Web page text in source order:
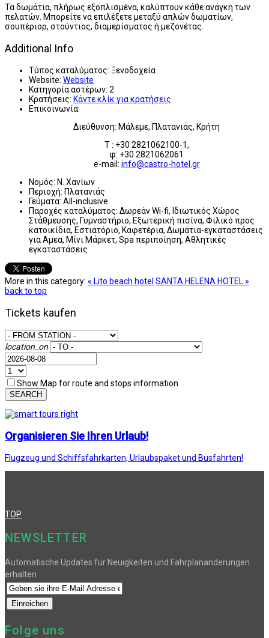
Τα δωμάτια, πλήρως εξοπλισμένα, καλύπτουν κάθε ανάγκη των
πελατών. Μπορείτε να επιλέξετε μεταξύ απλών δωματίων,
σουπέριορ, στούντιος, διαμερίσματος ή μεζονέτας.
Additional Info
Τύπος καταλύματος: Ξενοδοχεία
Website: Website
Κατηγορία αστέρων: 2
Κρατήσεις: Κάντε κλίκ για κρατήσεις
Επικοινωνία:
Διεύθυνση: Μάλεμε, Πλατανιάς, Κρήτη
T : +30 2821062100-1,
φ: +30 2821062061
e-mail: info@castro-hotel.gr
Νομός: Ν. Χανίων
Περιοχή: Πλατανιάς
Γεύματα: All-inclusive
Παροχές καταλύματος: Δωρεάν Wi-fi, Ιδιωτικός Χώρος
Στάθμευσης, Γυμναστήριο, Εξωτερική πισίνα, Φιλικό προς
κατοικίδια, Εστιατόριο, Καφετέρια, Δωμάτια-εγκαταστάσεις
για Αμεα, Μίνι Μάρκετ, Spa περιποίηση, Αθλητικές
εγκαταστάσεις
More in this category: « Lito beach hotel SANTA HELENA HOTEL »
back to top
Tickets kaufen
location_on
Show Map for route and stops information
SEARCH
Organisieren Sie Ihren Urlaub!
Flugzeug und Schiffsfahrkarten, Urlaubspaket und Busfahrten!
TOP
NEWSLETTER
Automatische Updates für Neuigkeiten und Fahrplanänderungen
erhalten
Folge uns